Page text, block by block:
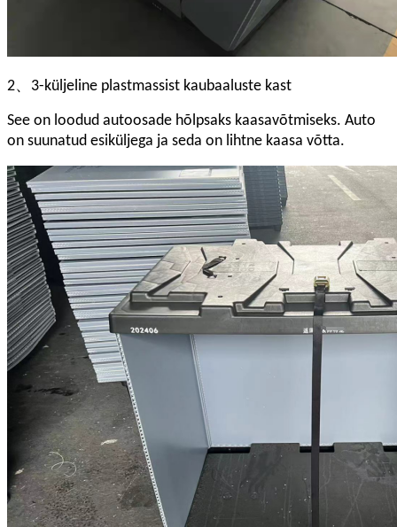
2、 3-küljeline plastmassist kaubaaluste kast
See on loodud autoosade hõlpsaks kaasavõtmiseks. Auto
on suunatud esiküljega ja seda on lihtne kaasa võtta.